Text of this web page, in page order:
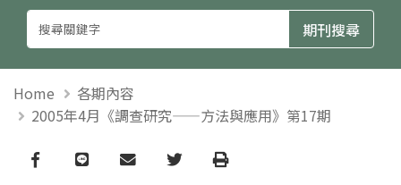
Home
各期內容
2005年4月《調查研究——方法與應用》第17期
Facebook
line email TwitterPrint